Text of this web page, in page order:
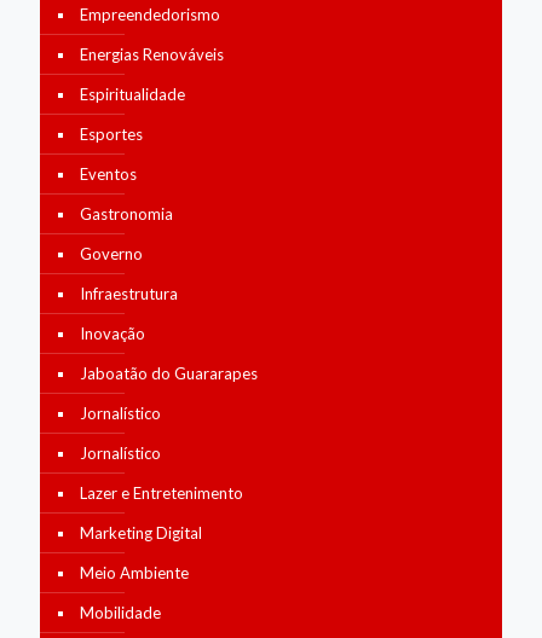
Empreendedorismo
Energias Renováveis
Espiritualidade
Esportes
Eventos
Gastronomia
Governo
Infraestrutura
Inovação
Jaboatão do Guararapes
Jornalístico
Jornalístico
Lazer e Entretenimento
Marketing Digital
Meio Ambiente
Mobilidade